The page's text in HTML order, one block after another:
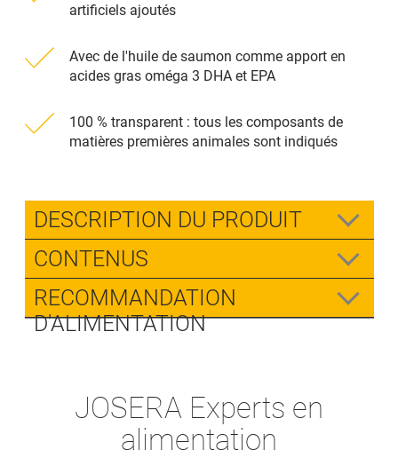
artificiels ajoutés
Avec de l'huile de saumon comme apport en
acides gras oméga 3 DHA et EPA
100 % transparent : tous les composants de
matières premières animales sont indiqués
DESCRIPTION DU PRODUIT
CONTENUS
RECOMMANDATION
D'ALIMENTATION
JOSERA Experts en
alimentation